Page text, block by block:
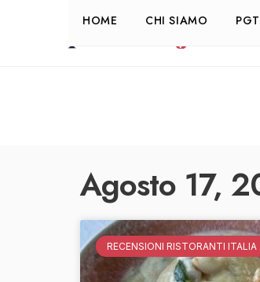
HOME CHI SIAMO
Agosto 17,
RECENSIONI RISTORANTI ITALIA